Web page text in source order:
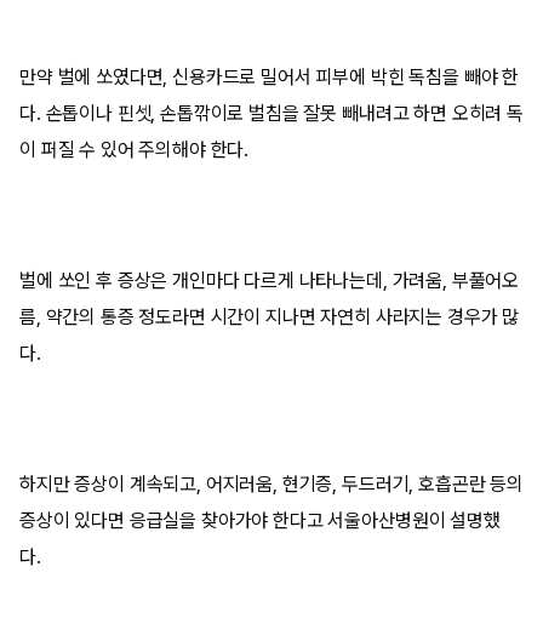
만약 벌에 쏘였다면, 신용카드로 밀어서 피부에 박힌 독침을 빼야 한
다. 손톱이나 핀셋, 손톱깎이로 벌침을 잘못 빼내려고 하면 오히려 독
이 퍼질 수 있어 주의해야 한다.
벌에 쏘인 후 증상은 개인마다 다르게 나타나는데, 가려움, 부풀어오
름, 약간의 통증 정도라면 시간이 지나면 자연히 사라지는 경우가 많
다.
하지만 증상이 계속되고, 어지러움, 현기증, 두드러기, 호흡곤란 등의
증상이 있다면 응급실을 찾아가야 한다고 서울아산병원이 설명했
다.